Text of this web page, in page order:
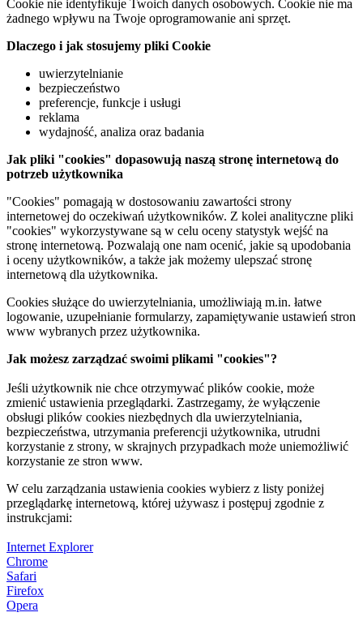
Cookie nie identyfikuje Twoich danych osobowych. Cookie nie ma
żadnego wpływu na Twoje oprogramowanie ani sprzęt.
Dlaczego i jak stosujemy pliki Cookie
uwierzytelnianie
bezpieczeństwo
preferencje, funkcje i usługi
reklama
wydajność, analiza oraz badania
Jak pliki "cookies" dopasowują naszą stronę internetową do
potrzeb użytkownika
"Cookies" pomagają w dostosowaniu zawartości strony
internetowej do oczekiwań użytkowników. Z kolei analityczne pliki
"cookies" wykorzystywane są w celu oceny statystyk wejść na
stronę internetową. Pozwalają one nam ocenić, jakie są upodobania
i oceny użytkowników, a także jak możemy ulepszać stronę
internetową dla użytkownika.
Cookies służące do uwierzytelniania, umożliwiają m.in. łatwe
logowanie, uzupełnianie formularzy, zapamiętywanie ustawień stron
www wybranych przez użytkownika.
Jak możesz zarządzać swoimi plikami "cookies"?
Jeśli użytkownik nie chce otrzymywać plików cookie, może
zmienić ustawienia przeglądarki. Zastrzegamy, że wyłączenie
obsługi plików cookies niezbędnych dla uwierzytelniania,
bezpieczeństwa, utrzymania preferencji użytkownika, utrudni
korzystanie z strony, w skrajnych przypadkach może uniemożliwić
korzystanie ze stron www.
W celu zarządzania ustawienia cookies wybierz z listy poniżej
przeglądarkę internetową, której używasz i postępuj zgodnie z
instrukcjami:
Internet Explorer
Chrome
Safari
Firefox
Opera